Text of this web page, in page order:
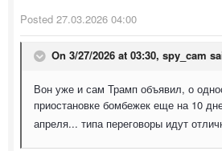
Posted 27.03.2026 04:00
On 3/27/2026 at 03:30, spy_cam
Вон уже и сам Трамп объявил, о
приостановке бомбежек еще на 10
апреля... типа переговоры идут